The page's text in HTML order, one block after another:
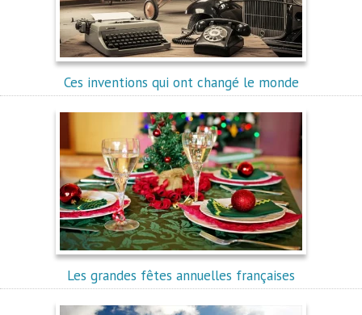
Ces inventions qui ont changé le monde
Les grandes fêtes annuelles françaises